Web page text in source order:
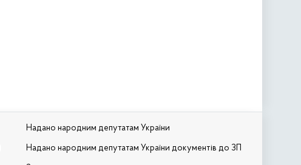
Надано народним депутатам України
Надано народним депутатам України документів до ЗП